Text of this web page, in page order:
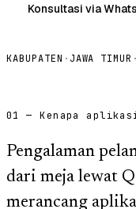
Konsultasi via
KABUPATEN · JAWA TIMUR ·
01 — Kenapa
Pengalaman
dari meja lewat
merancang